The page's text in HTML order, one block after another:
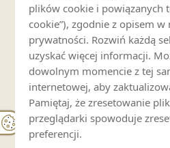
Zwierzęta
Zwierzęta zabronione
Usługi
Śniadania
plików cookie i powiązanych
cookie”), zgodnie z opisem w
prywatności. Rozwiń każdą
uzyskać więcej informacji.
dowolnym momencie z tej
internetowej, aby
Pamiętaj, że zresetowanie
przeglądarki spowoduje
preferencji.